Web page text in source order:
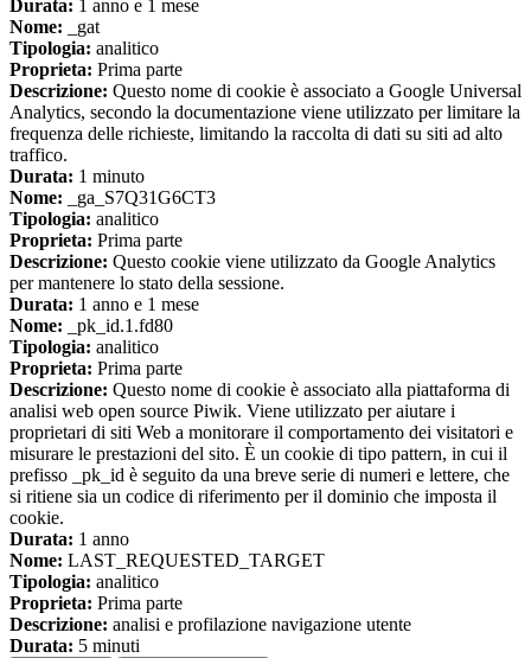
Durata: 1 anno e 1 mese
Nome: _gat
Tipologia: analitico
Proprieta: Prima parte
Descrizione: Questo nome di cookie è associato a Google Universal
Analytics, secondo la documentazione viene utilizzato per limitare la
frequenza delle richieste, limitando la raccolta di dati su siti ad alto
traffico.
Durata: 1 minuto
Nome: _ga_S7Q31G6CT3
Tipologia: analitico
Proprieta: Prima parte
Descrizione: Questo cookie viene utilizzato da Google Analytics
per mantenere lo stato della sessione.
Durata: 1 anno e 1 mese
Nome: _pk_id.1.fd80
Tipologia: analitico
Proprieta: Prima parte
Descrizione: Questo nome di cookie è associato alla piattaforma di
analisi web open source Piwik. Viene utilizzato per aiutare i
proprietari di siti Web a monitorare il comportamento dei visitatori e
misurare le prestazioni del sito. È un cookie di tipo pattern, in cui il
prefisso _pk_id è seguito da una breve serie di numeri e lettere, che
si ritiene sia un codice di riferimento per il dominio che imposta il
cookie.
Durata: 1 anno
Nome: LAST_REQUESTED_TARGET
Tipologia: analitico
Proprieta: Prima parte
Descrizione: analisi e profilazione navigazione utente
Durata: 5 minuti